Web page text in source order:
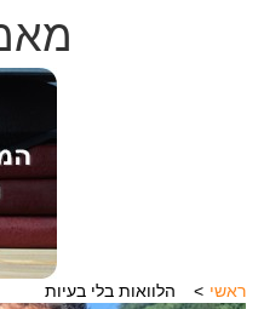
ראשי הלוואות בלי בעיות